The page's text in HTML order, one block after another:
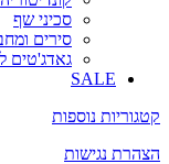
סכיני שף
סירים
גאדג'טים
SALE
קטגוריות נוספות
הצהרת נגישות